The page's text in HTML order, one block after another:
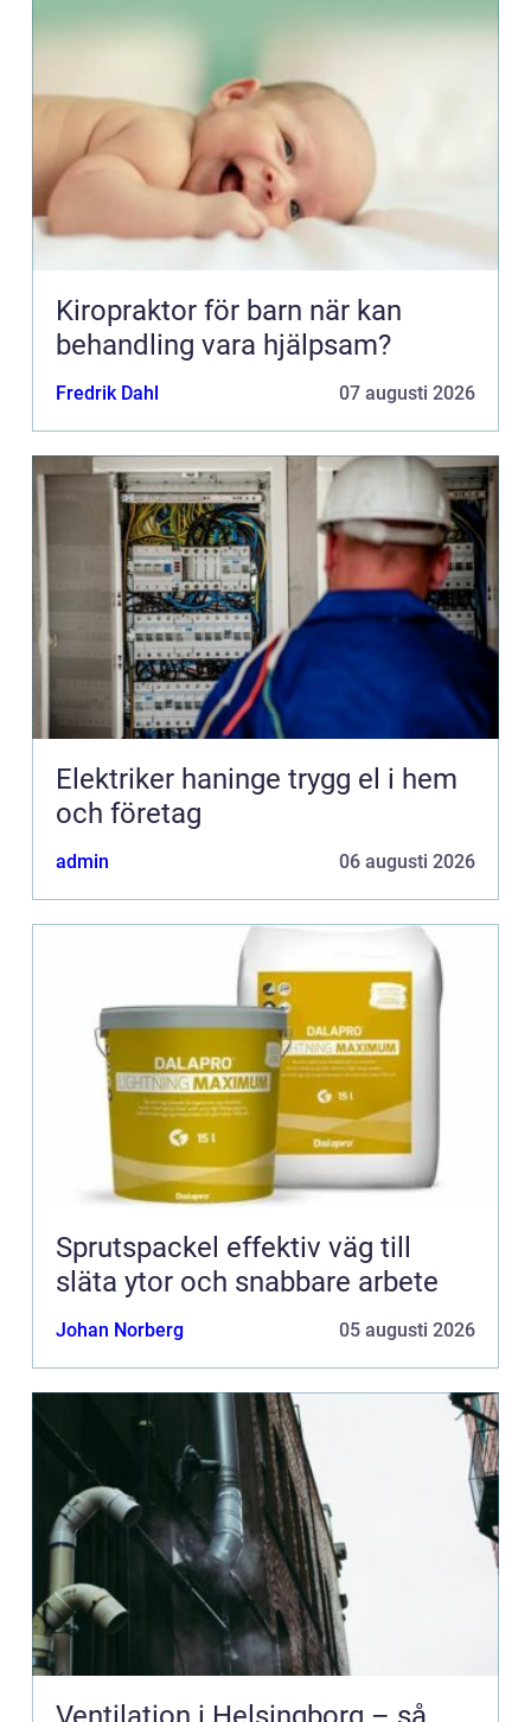
Kiropraktor för barn när kan
behandling vara hjälpsam?
Fredrik Dahl 07 augusti 2026
Elektriker haninge trygg el i hem
och företag
admin 06 augusti 2026
Sprutspackel effektiv väg till
släta ytor och snabbare arbete
Johan Norberg 05 augusti 2026